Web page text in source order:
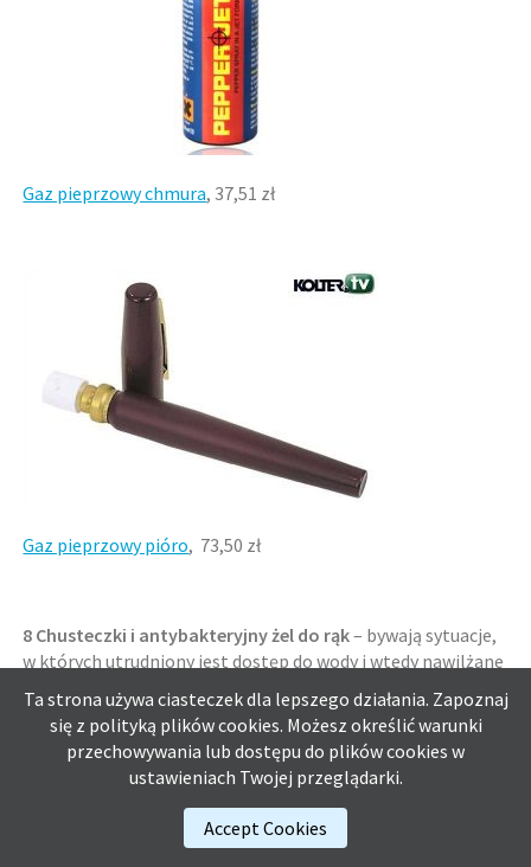
Gaz pieprzowy chmura, 37,51 zł
Gaz pieprzowy pióro, 73,50 zł
8 Chusteczki i antybakteryjny żel do rąk– bywają sytuacje,
w których utrudniony jest dostęp do wody i wtedy nawilżane
chusteczki oraz antybakteryjny żel do rąk okazują się
niezastąpione (choćby wtedy, gdy zjesz coś szybkiego na
mieście lub pobrudzisz się dolewając oleju do samochodu).
Ta strona używa ciasteczek dla lepszego działania. Zapoznaj
się z polityką plikówcookies. Możesz określić warunki
przechowywania lub dostępu do plików cookies w
ustawieniach Twojej przeglądarki.
Accept Cookies